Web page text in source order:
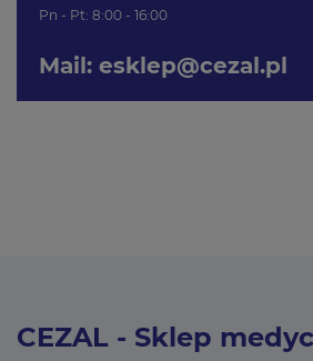
Pn - Pt: 8:00 - 16:00
Mail: esklep@cezal.pl
CEZAL - Sklep